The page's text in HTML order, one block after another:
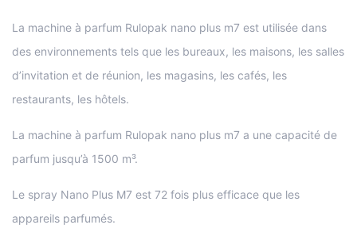
La machine à parfum Rulopak nano plus m7 est utilisée dans
des environnements tels que les bureaux, les maisons, les salles
d’invitation et de réunion, les magasins, les cafés, les
restaurants, les hôtels.
La machine à parfum Rulopak nano plus m7 a une capacité de
parfum jusqu’à 1500 m³.
Le spray Nano Plus M7 est 72 fois plus efficace que les
appareils parfumés.